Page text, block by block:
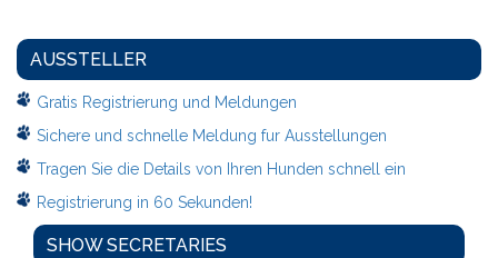
AUSSTELLER
Gratis Registrierung und Meldungen
Sichere und schnelle Meldung fur Ausstellungen
Tragen Sie die Details von Ihren Hunden schnell ein
Registrierung in 60 Sekunden!
SHOW SECRETARIES